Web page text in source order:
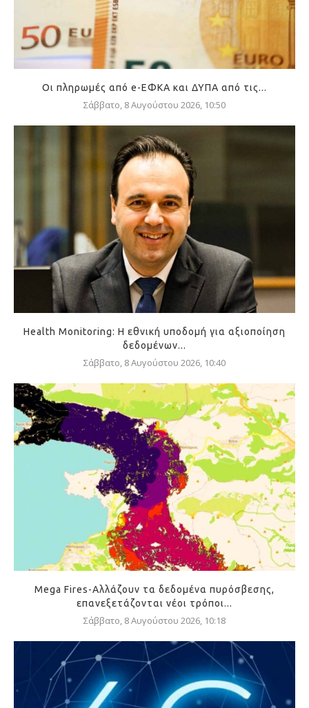
Οι πληρωμές από e-ΕΦΚΑ και ΔΥΠΑ από τις...
Σάββατο, 8 Αυγούστου 2026, 10:50
Health Monitoring: Η εθνική υποδομή για αξιοποίηση
δεδομένων...
Σάββατο, 8 Αυγούστου 2026, 10:40
Mega Fires-Αλλάζουν τα δεδομένα πυρόσβεσης,
επανεξετάζονται νέοι τρόποι...
Σάββατο, 8 Αυγούστου 2026, 10:18